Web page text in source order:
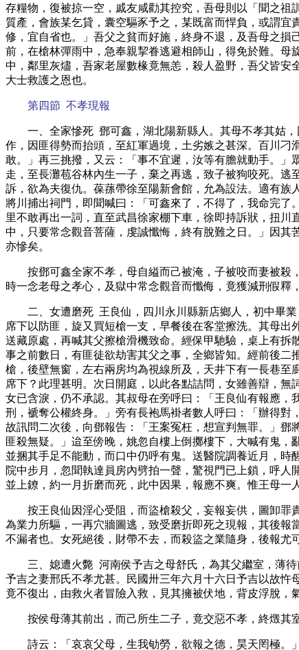
存糧物，復被掠一空，戚友咸勸其控究，吾母則以「聞之
質產，會族某乞貸，囊空驅豕予之，某既富而悍負，或謂
修，宜自省也。」吾父之貧而好施，終身不退，及吾母之
前，在槍林彈雨中，急奉親挈眷逃避相師山，得免於難。
中，鄰里灰燼，吾家老屋數椽竟無恙，殺人盈野，吾父皆
大士救護之恩也。
第四節 不孝現報
一、全家慘死 鄧可鑫，湖北陽新縣人。其母不孝其姑
作，因匪得勢而抬頭，至紅軍過境，土劣嫉之甚深。百川
敢。」再三挑撥，又云：「事不宜遲，汝等有膽就動手。
走，至長灘苞谷林內生一子，棄之再逃，致子被狗咬死。
訴，欲為夫復仇。葆蓀帶徐至陽新會館，允為設法。適有族
將川捕出祠門，即聞喊曰：「可鑫來了，不得了，我命完
里不敢再出一詞，直至武昌徐家棚下車，徐即持訴狀，扭
中，只要常念觀音菩薩，虔誠懺悔，終有脫難之日。」因
亦慘矣。
按鄧可鑫全家不孝，母自縊而己被淹，子被咬而妻被
時一念老母之孝心，及獄中常念觀音而懺侮，竟獲減刑假釋
二、女遭磨死 王良仙，四川永川縣新店鄉人，初中畢
席下以防匪，旋又買短槍一支，早餐後在客堂擦洗。其母
送藏原處，再喊其父擦槍滑機致命。經保甲馳驗，桌上有
事之前數日，有匪徒欲劫害其父之事，全鄉皆知。經前後
槍，後壁無窗，左右兩房均為視線所及，天井下有一長巷
席下？此理甚明。次日開庭，以此各點詰問，女雖善辯，
女已含淚，仍不承認。其叔母在旁呼曰：「王良仙有報應
刑，褫奪公權終身。」旁有長袍馬褂者數人呼曰：「辦得對
故訊問二次後，向鄧報告：「王案冤枉，想宣判無罪。」
匪殺無疑。」迨至傍晚，姚忽自樓上倒擲樓下，大喊有鬼
並捆其手足不能動，而口中仍呼有鬼。送醫院調養近月，
院中步月，忽聞執達員房內劈拍一聲，驚視門已上鎖，呼
並上鐐，約一月折磨而死，此中因果，報應不爽。惟王母一
按王良仙因淫心受阻，而盜槍殺父，妄報妄供，圖卸
為業力所驅，一再穴牆圖逃，致受磨折即死之現報，其後
不漏者也。女死絕後，財帶不去，而殺盜之業隨身，後報尤
三、媳遭火斃 河南侯予吉之母舒氏，為其父繼室，薄
予吉之妻邢氏不孝尤甚。民國卅三年六月十六日予吉以故
竟不復出，由救火者冒險入救，見其擁被伏地，背皮浮脫，
按侯母薄其前出，而己所生二子，竟交惡不孝，終燬其
詩云：「哀哀父母，生我劬勞，欲報之德，昊天罔極